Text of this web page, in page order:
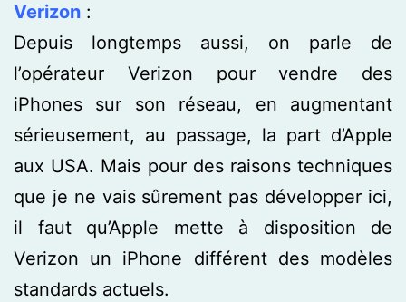
Verizon :
Depuis longtemps aussi, on parle de
l’opérateur Verizon pour vendre des
iPhones sur son réseau, en augmentant
sérieusement, au passage, la part d’Apple
aux USA. Mais pour des raisons techniques
que je ne vais sûrement pas développer ici,
il faut qu’Apple mette à disposition de
Verizon un iPhone différent des modèles
standards actuels.